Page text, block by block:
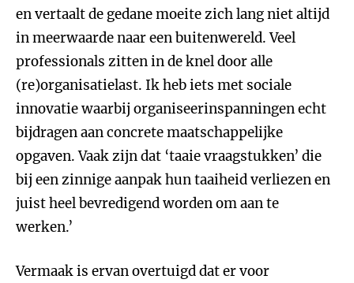
en vertaalt de gedane moeite zich lang niet altijd
in meerwaarde naar een buitenwereld. Veel
professionals zitten in de knel door alle
(re)organisatielast. Ik heb iets met sociale
innovatie waarbij organiseerinspanningen echt
bijdragen aan concrete maatschappelijke
opgaven. Vaak zijn dat ‘taaie vraagstukken’ die
bij een zinnige aanpak hun taaiheid verliezen en
juist heel bevredigend worden om aan te
werken.’
Vermaak is ervan overtuigd dat er voor